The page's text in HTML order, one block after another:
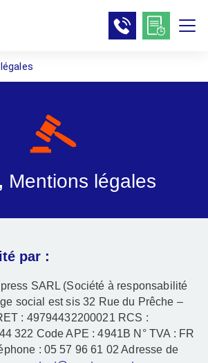
Mentions légales
par :
SARL (Société à responsabilité
social est sis 32 Rue du Prêche –
: 49794432200021 RCS :
322 Code APE : 4941B N° TVA : FR
: 05 57 96 61 02 Adresse de